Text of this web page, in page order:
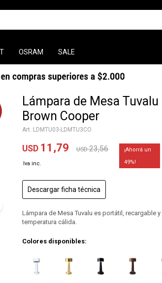
OSRAM SALE
Lámpara de Mesa
Brown Cooper
LDMTU03-LDMTU3CO
USD 11,79 USD 23,56
49
Descargar ficha técnica
Lámpara de Mesa Tuvalu es portátil, recargable
temperatura cálida.
Colores disponibles: